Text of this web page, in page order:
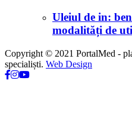
Uleiul de in:
modalități de
Copyright © 2021 PortalMed -
specialiști. Web Design